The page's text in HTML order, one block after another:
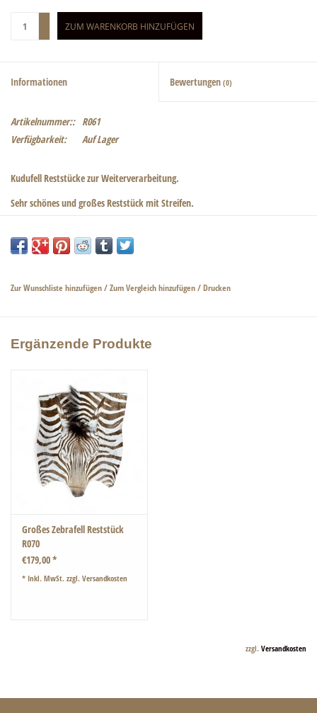
ZUM WARENKORB HINZUFÜGEN
Informationen Bewertungen (0)
Artikelnummer:: R061
Verfügbarkeit:
Auf Lager
Kudufell Reststücke zur Weiterverarbeitung.
Sehr schönes und großes Reststück mit Streifen.
Abmessungen Fellstück 65 x 56cm
Zur Wunschliste hinzufügen/Zum Vergleich hinzufügen/Drucken
Ergänzende Produkte
Großes Zebrafell Reststück
R070
€179,00 *
* Inkl. MwSt. zzgl. Versandkosten
zzgl. Versandkosten